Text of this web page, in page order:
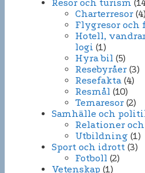
Resor och turism
Charterresor (4)
Flygresor
Hotell,
logi (1)
Hyra bil (5)
Resebyråer (3)
Resefakta (4)
Resmål (10)
Temaresor (2)
Samhälle och
Relationer
Utbildning (1)
Sport och idrott (3)
Fotboll (2)
Vetenskap (1)